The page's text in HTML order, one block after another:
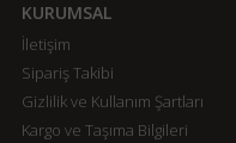
KURUMSAL
İletişim
Sipariş Takibi
Gizlilik ve Kullanım Şartları
Kargo ve Taşıma Bilgileri